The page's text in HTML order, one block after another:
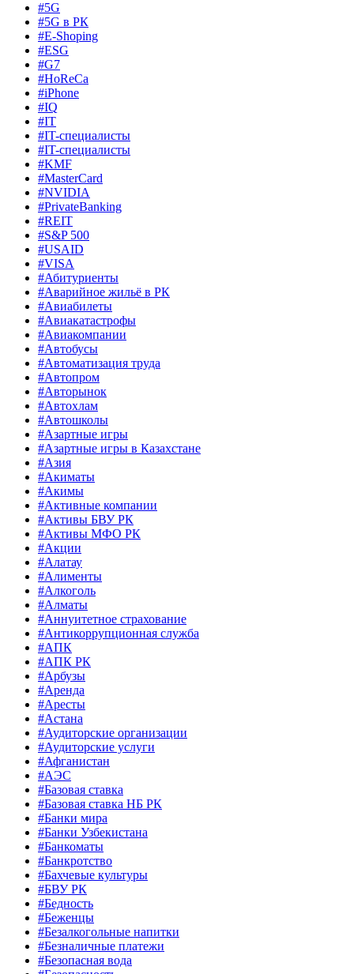
#5G
#5G в РК
#E-Shoping
#ESG
#G7
#HoReCa
#iPhone
#IQ
#IT
#IT-специалисты
#IT-специалисты
#KMF
#MasterCard
#NVIDIA
#PrivateBanking
#REIT
#S&P 500
#USAID
#VISA
#Абитуриенты
#Аварийное жильё в РК
#Авиабилеты
#Авиакатастрофы
#Авиакомпании
#Автобусы
#Автоматизация труда
#Автопром
#Авторынок
#Автохлам
#Автошколы
#Азартные игры
#Азартные игры в Казахстане
#Азия
#Акиматы
#Акимы
#Активные компании
#Активы БВУ РК
#Активы МФО РК
#Акции
#Алатау
#Алименты
#Алкоголь
#Алматы
#Аннуитетное страхование
#Антикоррупционная служба
#АПК
#АПК РК
#Арбузы
#Аренда
#Аресты
#Астана
#Аудиторские организации
#Аудиторские услуги
#Афганистан
#АЭС
#Базовая ставка
#Базовая ставка НБ РК
#Банки мира
#Банки Узбекистана
#Банкоматы
#Банкротство
#Бахчевые культуры
#БВУ РК
#Бедность
#Беженцы
#Безалкогольные напитки
#Безналичные платежи
#Безопасная вода